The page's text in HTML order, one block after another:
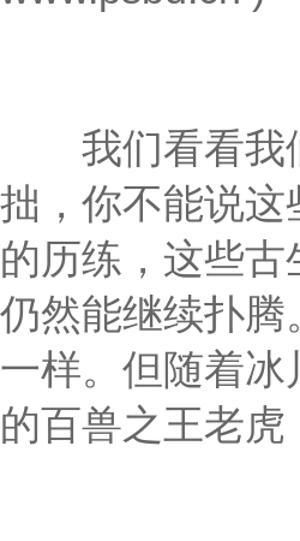
我们看看我们
拙，你不能说
的历练，这些
仍然能继续扑
一样。但随着
的百兽之王老